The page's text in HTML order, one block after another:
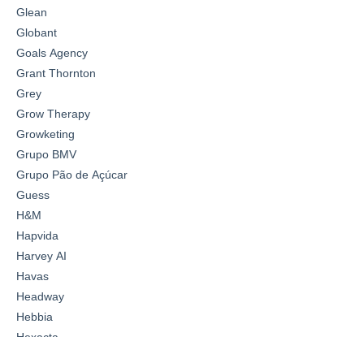
Glean
Globant
Goals Agency
Grant Thornton
Grey
Grow Therapy
Growketing
Grupo BMV
Grupo Pão de Açúcar
Guess
H&M
Hapvida
Harvey AI
Havas
Headway
Hebbia